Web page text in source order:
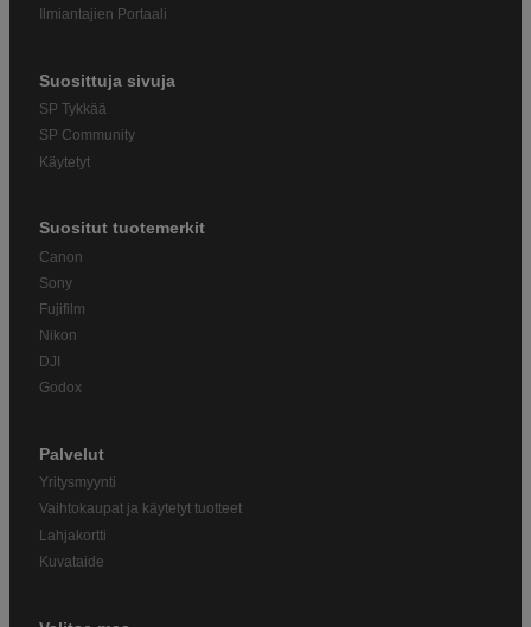
Ilmiantajien Portaali
Suosittuja sivuja
SP Tykkää
SP Community
Käytetyt
Suositut tuotemerkit
Canon
Sony
Fujifilm
Nikon
DJI
Godox
Palvelut
Yritysmyynti
Vaihtokaupat ja käytetyt tuotteet
Lahjakortti
Kuvataide